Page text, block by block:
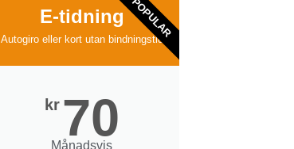
E-tidning
Autogiro eller kort utan bindningstid
kr 70
Månadsvis
POPULAR